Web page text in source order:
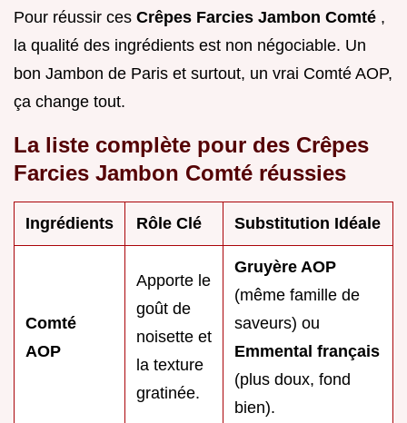
Pour réussir ces Crêpes Farcies Jambon Comté ,
la qualité des ingrédients est non négociable. Un
bon Jambon de Paris et surtout, un vrai Comté AOP,
ça change tout.
La liste complète pour des Crêpes
Farcies Jambon Comté réussies
Ingrédients Rôle Clé Substitution Idéale
Comté
AOP
Apporte le
goût de
noisette et
la texture
gratinée.
Gruyère AOP
(même famille de
saveurs) ou
Emmental français
(plus doux, fond
bien).